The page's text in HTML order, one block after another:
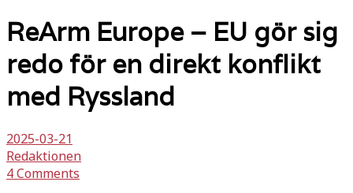
ReArm Europe – EU gör sig
redo för en direkt konflikt
med Ryssland
2025-03-21
Redaktionen
4 Comments